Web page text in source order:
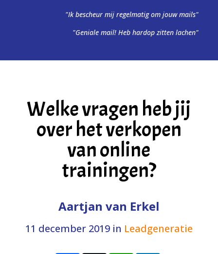
"Ik bescheur mij regelmatig om jouw mails"
"Geniale mail! Heb hardop zitten lachen"
Welke vragen heb jij
over het verkopen
van online
trainingen?
Aartjan van Erkel
11 december 2019in Leadgeneratie